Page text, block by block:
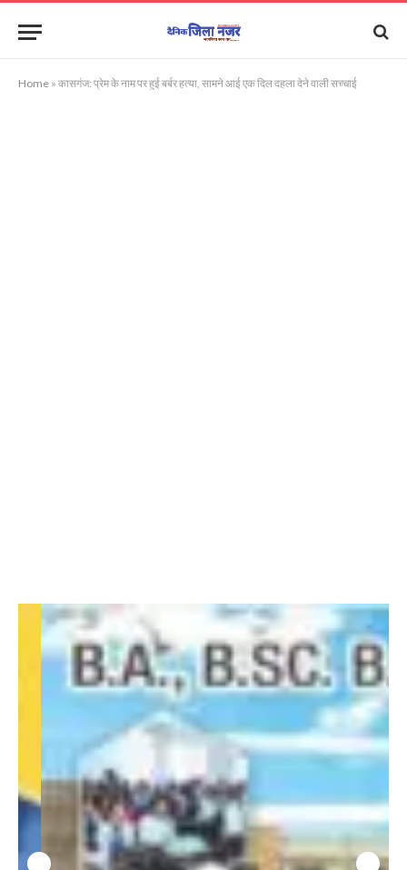
Home » कासगंज: प्रेम के नाम पर हुई बर्बर हत्या, सामने आई एक दिल दहला देने वाली सच्चाई